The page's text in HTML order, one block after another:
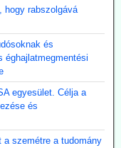
hogy rabszolgává
és
éghajlatmegmentési
egyesület. Célja a
és
a szemétre a tudomány